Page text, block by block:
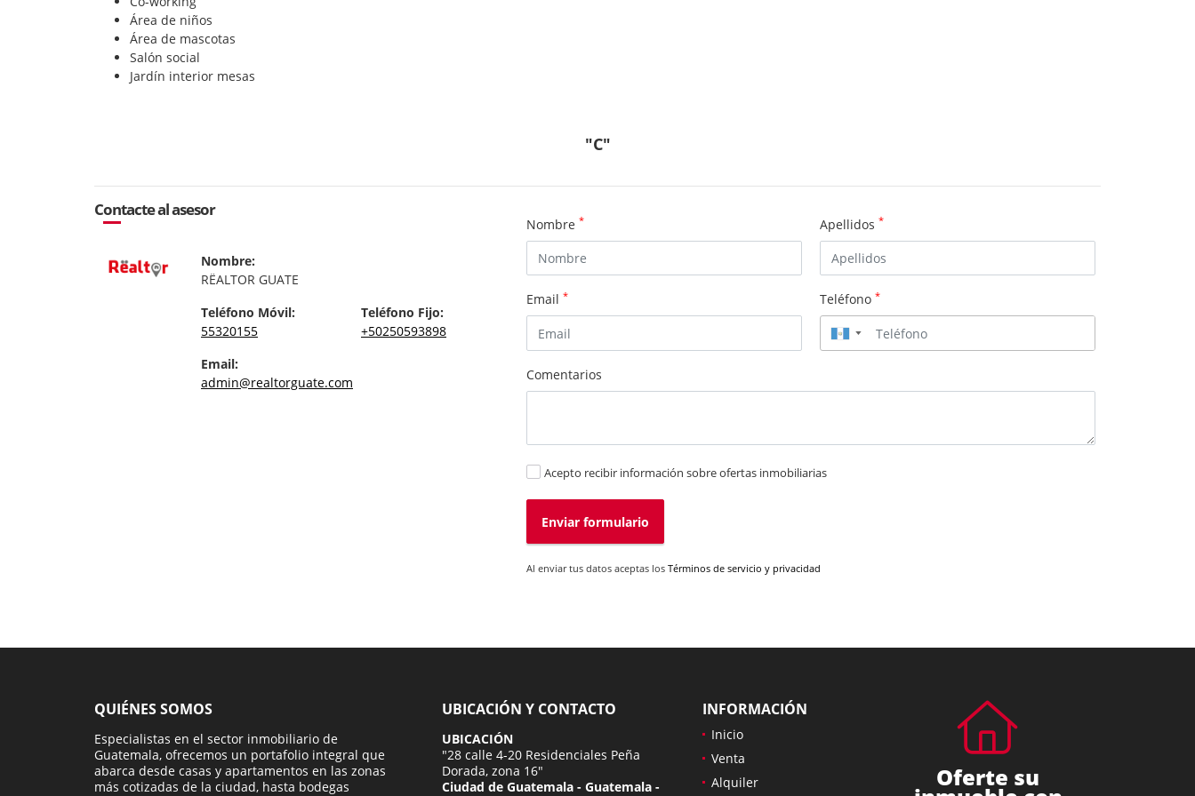
Área de niños
Área de mascotas
Salón social
Jardín interior mesas
"C"
Contacte al asesor
Nombre:
RËALTOR GUATE
Teléfono Móvil:
55320155
Teléfono Fijo:
+50250593898
Email:
admin@realtorguate.com
Nombre * Apellidos *
Email * Teléfono *
▼
Comentarios
Acepto recibir información sobre ofertas inmobiliarias
Enviar formulario
Al enviar tus datos aceptas los Términos de servicio y privacidad
QUIÉNES SOMOS
Especialistas en el sector inmobiliario de
Guatemala, ofrecemos un portafolio integral que
abarca desde casas y apartamentos en las zonas
más cotizadas de la ciudad, hasta bodegas
UBICACIÓN Y CONTACTO
UBICACIÓN
"28 calle 4-20 Residenciales Peña
Dorada, zona 16"
Ciudad de Guatemala - Guatemala -
INFORMACIÓN
Inicio
Venta
Alquiler
Oferte su